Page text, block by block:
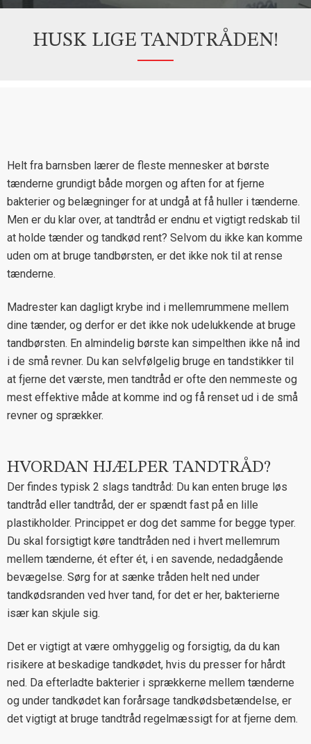
HUSK LIGE TANDTRÅDEN!
Helt fra barnsben lærer de fleste mennesker at børste
tænderne grundigt både morgen og aften for at fjerne
bakterier og belægninger for at undgå at få huller i tænderne.
Men er du klar over, at tandtråd er endnu et vigtigt redskab til
at holde tænder og tandkød rent? Selvom du ikke kan komme
uden om at bruge tandbørsten, er det ikke nok til at rense
tænderne.
Madrester kan dagligt krybe ind i mellemrummene mellem
dine tænder, og derfor er det ikke nok udelukkende at bruge
tandbørsten. En almindelig børste kan simpelthen ikke nå ind
i de små revner. Du kan selvfølgelig bruge en tandstikker til
at fjerne det værste, men tandtråd er ofte den nemmeste og
mest effektive måde at komme ind og få renset ud i de små
revner og sprækker.
HVORDAN HJÆLPER TANDTRÅD?
Der findes typisk 2 slags tandtråd: Du kan enten bruge løs
tandtråd eller tandtråd, der er spændt fast på en lille
plastikholder. Princippet er dog det samme for begge typer.
Du skal forsigtigt køre tandtråden ned i hvert mellemrum
mellem tænderne, ét efter ét, i en savende, nedadgående
bevægelse. Sørg for at sænke tråden helt ned under
tandkødsranden ved hver tand, for det er her, bakterierne
især kan skjule sig.
Det er vigtigt at være omhyggelig og forsigtig, da du kan
risikere at beskadige tandkødet, hvis du presser for hårdt
ned. Da efterladte bakterier i sprækkerne mellem tænderne
og under tandkødet kan forårsage tandkødsbetændelse, er
det vigtigt at bruge tandtråd regelmæssigt for at fjerne dem.